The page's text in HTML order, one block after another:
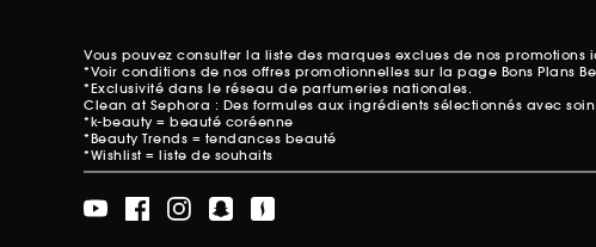
Vous pouvez consulter la liste des marques exclues de nos promotions
*Voir conditions de nos offres promotionnelles sur la page Bons Plans
*Exclusivité dans le réseau de parfumeries nationales.
Clean at Sephora : Des formules aux ingrédients sélectionnés avec soin
*k-beauty = beauté coréenne
*Beauty Trends = tendances beauté
*Wishlist = liste de souhaits